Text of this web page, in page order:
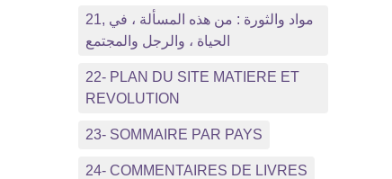
21, مواد والثورة : من هذه المسألة ، في
الحياة ، والرجل والمجتمع
22- PLAN DU SITE MATIERE ET
REVOLUTION
23- SOMMAIRE PAR PAYS
24- COMMENTAIRES DE LIVRES